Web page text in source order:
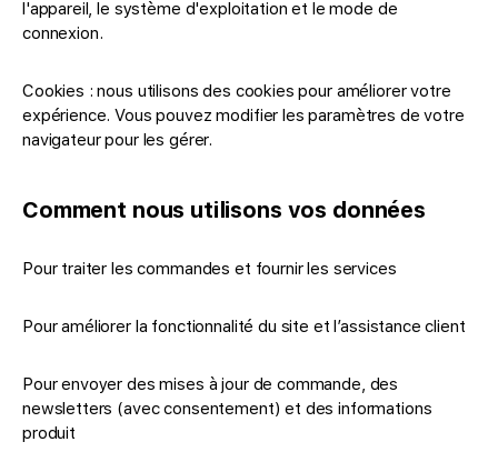
l'appareil, le système d'exploitation et le mode de
connexion.
Cookies : nous utilisons des cookies pour améliorer votre
expérience. Vous pouvez modifier les paramètres de votre
navigateur pour les gérer.
Comment nous utilisons vos données
Pour traiter les commandes et fournir les services
Pour améliorer la fonctionnalité du site et l’assistance client
Pour envoyer des mises à jour de commande, des
newsletters (avec consentement) et des informations
produit